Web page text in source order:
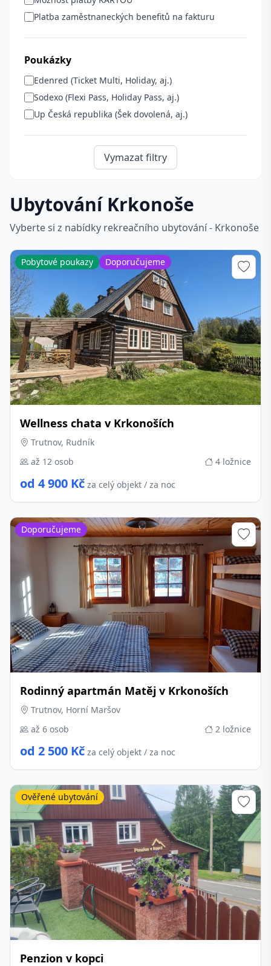
Platba zaměstnaneckých benefitů na fakturu
Poukázky
Edenred (Ticket Multi, Holiday, aj.)
Sodexo (Flexi Pass, Holiday Pass, aj.)
Up Česká republika (Šek dovolená, aj.)
Vymazat filtry
Ubytování Krkonoše
Vyberte si z nabídky rekreačního ubytování - Krkonoše
Wellness chata v Krkonoších
Trutnov, Rudník
až 12 osob
4 ložnice
od 4 900 Kč za celý objekt / za noc
Pobytové poukazy Doporučujeme
Rodinný apartmán Matěj v Krkonoších
Trutnov, Horní Maršov
až 6 osob
2 ložnice
od 2 500 Kč za celý objekt / za noc
Doporučujeme
Penzion v kopci
Ověřené ubytování